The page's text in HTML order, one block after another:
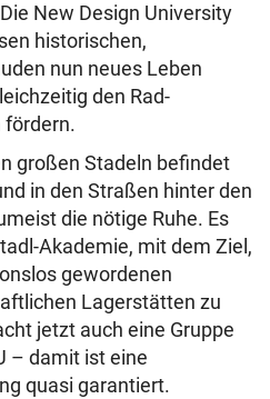
New Design University
historischen,
nun neues Leben
den Rad-
fördern.
großen Stadeln befindet
in den Straßen hinter den
die nötige Ruhe. Es
Akademie, mit dem Ziel,
gewordenen
Lagerstätten zu
jetzt auch eine Gruppe
– damit ist eine
quasi garantiert.